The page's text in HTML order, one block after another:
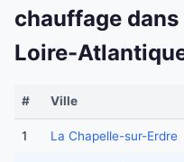
chauffage
Loire-
# Ville
1 La Chapelle-sur-Erdre